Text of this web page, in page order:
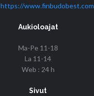
https://www.finbudobest.com
Aukioloajat
Ma-Pe 11-18
La 11-14
Web : 24 h
Sivut